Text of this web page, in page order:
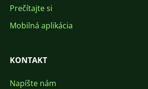
Prečítajte si
Mobilná aplikácia
KONTAKT
Napíšte nám